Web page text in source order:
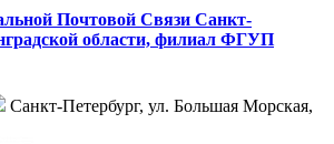
Почтовой Связи Санкт-
области, филиал ФГУП
Санкт-Петербург, ул. Большая Морская,